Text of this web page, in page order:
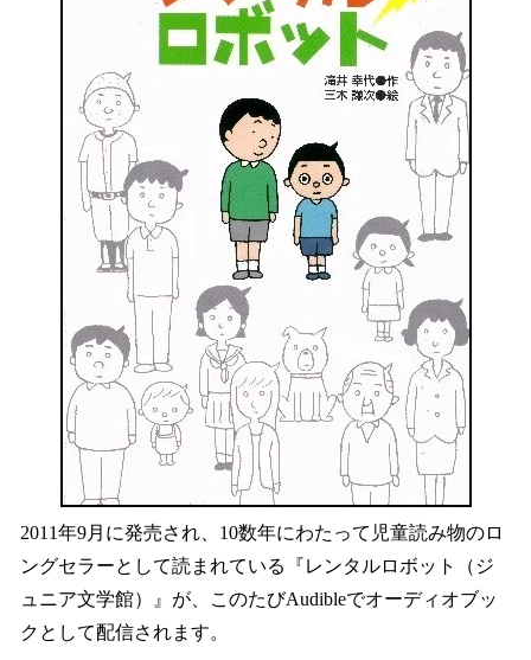
2011年9月に発売され、10数年にわたって児童読み物のロ
ングセラーとして読まれている『レンタルロボット（ジ
ュニア文学館）』が、このたびAudibleでオーディオブッ
クとして配信されます。